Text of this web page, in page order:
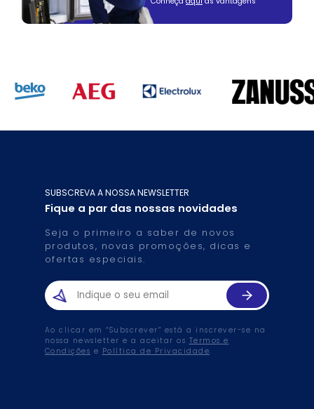
SUBSCREVA A NOSSA NEWSLETTER
Fique a par das nossas novidades
Seja o primeiro a saber de novos
produtos, novas promoções, dicas e
ofertas especiais.
Ao clicar em “Subscrever” está a inscrever-se na
nossa newsletter e a aceitar os Termos e
Condições e Política de Privacidade.